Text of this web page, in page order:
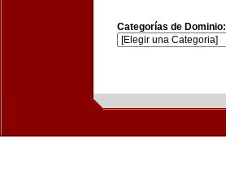
Categorías de Dominio: